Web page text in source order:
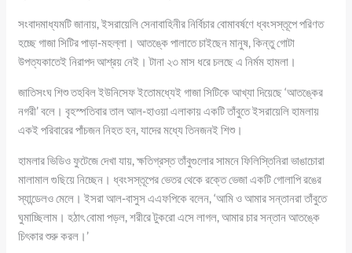
সংবাদমাধ্যমটি জানায়, ইসরায়েলি সেনাবাহিনীর নির্বিচার বোমাবর্ষণে ধ্বংসস্তূপে পরিণত
হচ্ছে গাজা সিটির পাড়া-মহল্লা। আতঙ্কে পালাতে চাইছেন মানুষ, কিন্তু গোটা
উপত্যকাতেই নিরাপদ আশ্রয় নেই। টানা ২৩ মাস ধরে চলছে এ নির্মম হামলা।
জাতিসংঘ শিশু তহবিল ইউনিসেফ ইতোমধ্যেই গাজা সিটিকে আখ্যা দিয়েছে ‘আতঙ্কের
নগরী’ বলে। বৃহস্পতিবার তাল আল-হাওয়া এলাকায় একটি তাঁবুতে ইসরায়েলি হামলায়
একই পরিবারের পাঁচজন নিহত হন, যাদের মধ্যে তিনজনই শিশু।
হামলার ভিডিও ফুটেজে দেখা যায়, ক্ষতিগ্রস্ত তাঁবুগুলোর সামনে ফিলিস্তিনিরা ভাঙাচোরা
মালামাল গুছিয়ে নিচ্ছেন। ধ্বংসস্তূপের ভেতর থেকে রক্তে ভেজা একটি গোলাপি রঙের
স্যান্ডেলও মেলে। ইসরা আল-বাসুস এএফপিকে বলেন, ‘আমি ও আমার সন্তানরা তাঁবুতে
ঘুমাচ্ছিলাম। হঠাৎ বোমা পড়ল, শরীরে টুকরো এসে লাগল, আমার চার সন্তান আতঙ্কে
চিৎকার শুরু করল।’